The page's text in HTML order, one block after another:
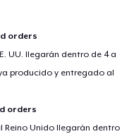
orders
UU. llegarán dentro de 4 a
producido y entregado al
orders
Reino Unido llegarán dentro